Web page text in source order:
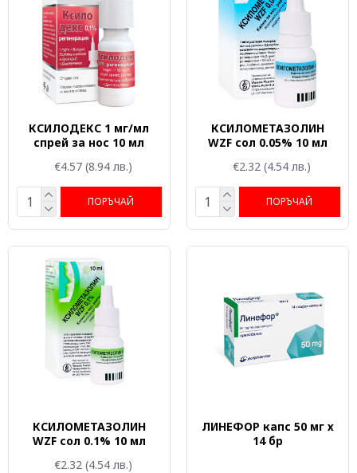
КСИЛОДЕКС 1 мг/мл
спрей за нос 10 мл
€4.57 (8.94 лв.)
ПОРЪЧАЙ
КСИЛОМЕТАЗОЛИН
WZF сол 0.05% 10 мл
€2.32 (4.54 лв.)
ПОРЪЧАЙ
КСИЛОМЕТАЗОЛИН
WZF сол 0.1% 10 мл
€2.32 (4.54 лв.)
ЛИНЕФОР капс 50 мг х
14 бр